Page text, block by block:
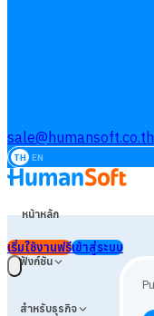
sale@humansoft.co.th
TH EN
หน้าหลัก
ฟังก์ชัน
สำหรับธุรกิจ
เริ่มใช้งานฟรีเข้าสู่ระบบ